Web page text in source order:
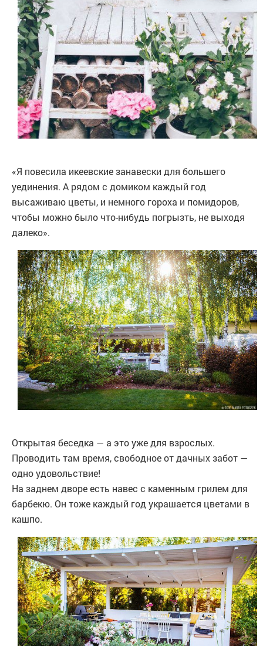
«Я повесила икеевские занавески для большего
уединения. А рядом с домиком каждый год
высаживаю цветы, и немного гороха и помидоров,
чтобы можно было что-нибудь погрызть, не выходя
далеко».
Открытая беседка — а это уже для взрослых.
Проводить там время, свободное от дачных забот —
одно удовольствие!
На заднем дворе есть навес с каменным грилем для
барбекю. Он тоже каждый год украшается цветами в
кашпо.